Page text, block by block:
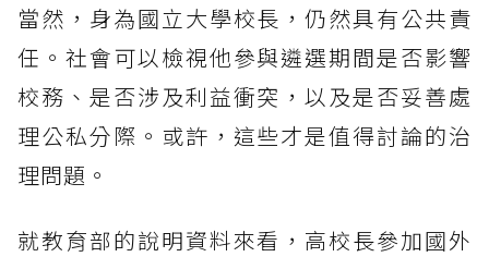
當然，身為國立大學校長，仍然具有公共責
任。社會可以檢視他參與遴選期間是否影響
校務、是否涉及利益衝突，以及是否妥善處
理公私分際。或許，這些才是值得討論的治
理問題。
就教育部的說明資料來看，高校長參加國外